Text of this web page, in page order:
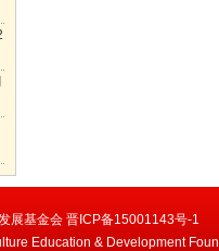
展基金会 晋ICP备15001143号-1
Education & Development